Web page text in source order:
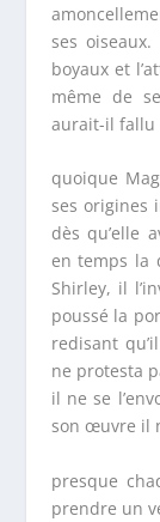
ses
boyaux et
même de
aurait-il fallu
quoique
ses origines
dès qu’elle
en temps la
Shirley, il
poussé la
redisant
ne protesta
il ne se
son œuvre il
presque
prendre un